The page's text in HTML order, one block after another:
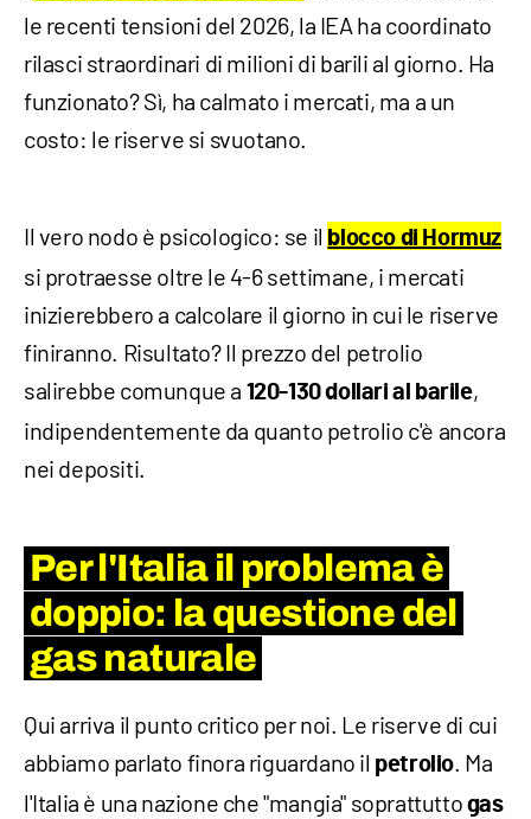
le recenti tensioni del 2026, la IEA ha coordinato
rilasci straordinari di milioni di barili al giorno. Ha
funzionato? Sì, ha calmato i mercati, ma a un
costo: le riserve si svuotano.
​Il vero nodo è psicologico: se il blocco di Hormuz
si protraesse oltre le 4-6 settimane, i mercati
inizierebbero a calcolare il giorno in cui le riserve
finiranno. Risultato? Il prezzo del petrolio
salirebbe comunque a 120-130 dollari al barile,
indipendentemente da quanto petrolio c'è ancora
nei depositi.
​Per l'Italia il problema è
doppio: la questione del
gas naturale
​Qui arriva il punto critico per noi. Le riserve di cui
abbiamo parlato finora riguardano il petrolio. Ma
l'Italia è una nazione che "mangia" soprattutto gas